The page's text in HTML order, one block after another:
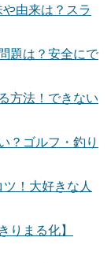
由来は？スラ
題は？安全にで
方法！できない
？ゴルフ・釣り
！大好きな人
りまる化】